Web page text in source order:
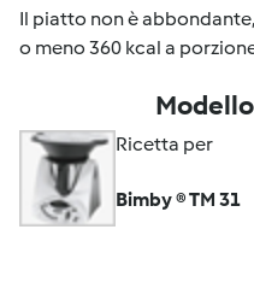
Il piatto non è
o meno 360 kcal a
Ricetta per
Bimby ® TM 31